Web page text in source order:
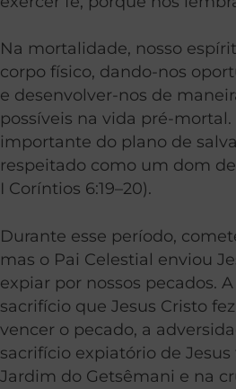
Na mortalidade, nosso
corpo físico, dando-nos
e desenvolver-nos de
possíveis na vida pré-
importante do plano de
respeitado como um dom
I Coríntios 6:19–20).
Durante esse período,
mas o Pai Celestial enviou
expiar por nossos pecados.
sacrifício que Jesus Cristo
vencer o pecado, a
sacrifício expiatório de
Jardim do Getsêmani e na